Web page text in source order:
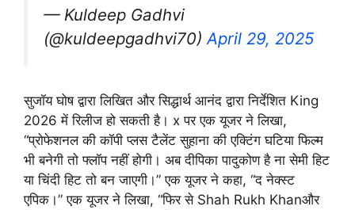
— Kuldeep Gadhvi
(@kuldeepgadhvi70)April 29, 2025
सुजॉय घोष द्वारा लिखित और सिद्धार्थ आनंद द्वारा निर्देशित King
2026 में रिलीज हो सकती है। x पर एक यूजर ने लिखा,
“प्रोफेशनल की कॉपी प्लस टैलेंट सुहाना की एक्टिंग घटिया फिल्म
भी बनेगी तो फ्लॉप नहीं होगी। अब दीपिका पादुकोण है ना सेमी हिट
या चिंदी हिट तो बन जाएगी।” एक यूजर ने कहा, “द नेक्स्ट
एपिक।” एक यूजर ने लिखा, “फिर से Shah Rukh Khanऔर